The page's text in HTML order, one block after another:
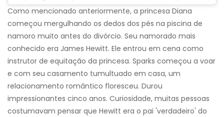
Como mencionado anteriormente, a princesa Diana
começou mergulhando os dedos dos pés na piscina de
namoro muito antes do divórcio. Seu namorado mais
conhecido era James Hewitt. Ele entrou em cena como
instrutor de equitação da princesa. Sparks começou a voar
e com seu casamento tumultuado em casa, um
relacionamento romântico floresceu. Durou
impressionantes cinco anos. Curiosidade, muitas pessoas
costumavam pensar que Hewitt era o pai 'verdadeiro' do